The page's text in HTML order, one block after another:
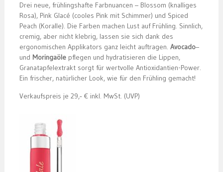
Drei neue, frühlingshafte Farbnuancen – Blossom (knalliges
Rosa), Pink Glacé (cooles Pink mit Schimmer) und Spiced
Peach (Koralle). Die Farben machen Lust auf Frühling. Sinnlich,
cremig, aber nicht klebrig, lassen sie sich dank des
ergonomischen Applikators ganz leicht auftragen. Avocado–
und Moringaölepflegen und hydratisieren die Lippen,
Granatapfelextrakt sorgt für wertvolle Antioxidantien-Power.
Ein frischer, natürlicher Look, wie für den Frühling gemacht!
Verkaufspreis je 29,‑ € inkl. MwSt. (UVP)